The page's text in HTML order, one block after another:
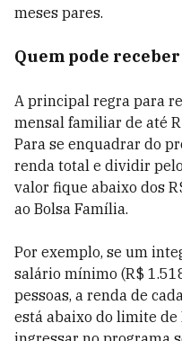
meses pares.
Quem pode
A principal regra para
mensal familiar de até
Para se enquadrar do
renda total e dividir
valor fique abaixo dos
ao Bolsa Família.
Por exemplo, se um
salário mínimo (R$
pessoas, a renda de
está abaixo do limite